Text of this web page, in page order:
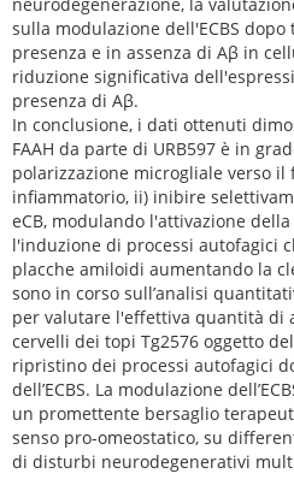
sulla modulazione dell'ECBS
presenza e in assenza di Aβ in
riduzione significativa
presenza di Aβ.
In conclusione, i dati ottenuti
FAAH da parte di URB597 è in
polarizzazione microgliale verso il
infiammatorio, ii) inibire
eCB, modulando l'attivazione
l'induzione di processi autofagici
placche amiloidi aumentando la
sono in corso sull’analisi
per valutare l'effettiva quantità di
cervelli dei topi Tg2576 oggetto
ripristino dei processi autofagici
dell’ECBS. La modulazione
un promettente bersaglio
senso pro-omeostatico, su
di disturbi neurodegenerativi